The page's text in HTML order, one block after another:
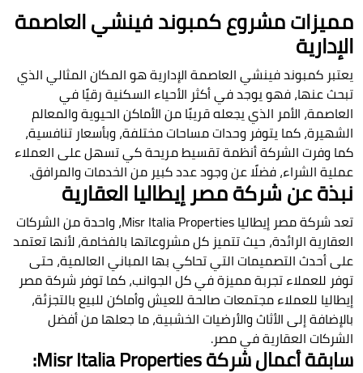
مميزات مشروع كمبوند فينشي العاصمة
الإدارية
يعتبر كمبوند فينشي العاصمة الإدارية هو المكان المثالي الذي
تبحث عنها، فهو يوجد في أكثر الأحياء السكنية رقيًا في
العاصمة، الأمر الذي يجعله قريبًا من الأماكن الحيوية والمعالم
الشهيرة، كما يتوفر وحدات مساحات مختلفة، وبأسعار تنافسية،
كما وفرت الشركة أنظمة تقسيط مريحة كي تسهل على العملاء
عملية الشراء، فضلًا عن وجود عدد كبير من الخدمات والمرافق.
نبذة عن شركة مصر إيطاليا العقارية
تعد شركة مصر إيطاليا Misr Italia Properties، واحدة من الشركات
العقارية الرائدة، حيث تتميز كل مشروعاتها بالفخامة، لأنها تعتمد
على أحدث التصميمات التي تحاكي بها المباني العالمية، حتى
توفر للعملاء تجربة مميزة في كل الجوانب، كما توفر شركة مصر
إيطاليا للعملاء مجتمعات صالحة للعيش وأماكن للبيع بالتجزئة،
بالإضافة إلى الأثاث والأرضيات الخشبية، ما جعلها من أفضل
الشركات العقارية في مصر.
سابقة أعمال شركة Misr Italia Properties: